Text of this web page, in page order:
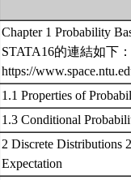
Chapter 1 Probability
STATA16的連結如下：
https://
1.1 Properties of
1.3 Conditional
2 Discrete Distributions
Expectation